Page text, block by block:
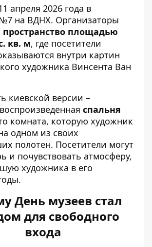
апреля 2026 года в
на ВДНХ. Организаторы
пространство площадью
кв. м, где посетители
внутри картин
художника Винсента Ван
киевской версии –
спальня
комната, которую художник
одном из своих
полотен. Посетители могут
и почувствовать атмосферу,
художника в его
День музеев стал
для свободного
входа